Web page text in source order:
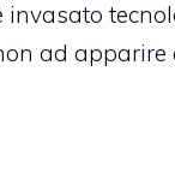
ad apparire